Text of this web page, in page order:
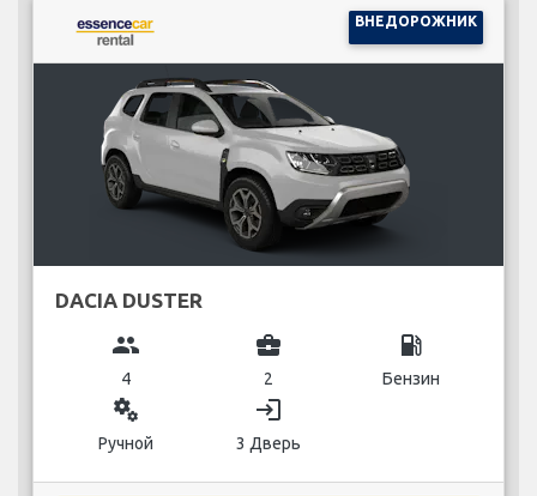
ВНЕДОРОЖНИК
DACIA DUSTER
group
4
business_center
2
local_gas_station
Бензин
miscellaneous_services
Ручной
login
3 Дверь